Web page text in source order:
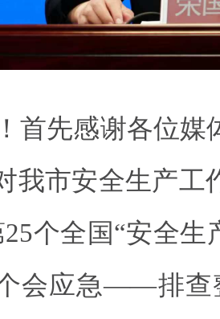
首先感谢各位媒
我市安全生产工
个全国“安全生
会应急——排查